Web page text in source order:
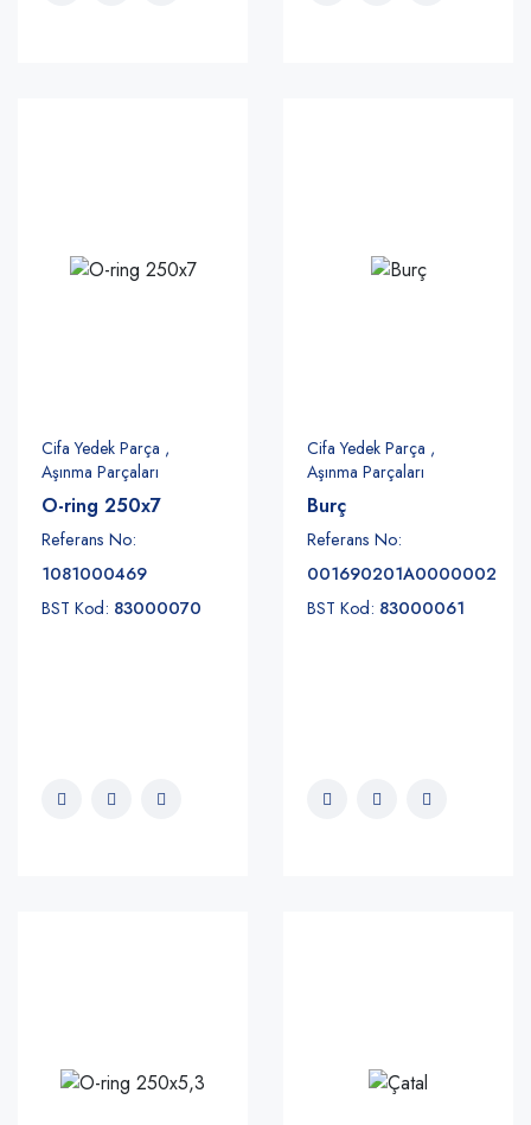
Cifa Yedek Parça ,
Aşınma Parçaları
O-ring 250x7
Referans No:
1081000469
BST Kod: 83000070
Cifa Yedek Parça ,
Aşınma Parçaları
Burç
Referans No:
001690201A0000002
BST Kod: 83000061